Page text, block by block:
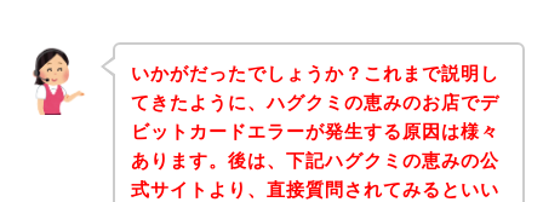
いかがだったでしょうか？これまで説明し
てきたように、ハグクミの恵みのお店でデ
ビットカードエラーが発生する原因は様々
あります。後は、下記ハグクミの恵みの公
式サイトより、直接質問されてみるといい